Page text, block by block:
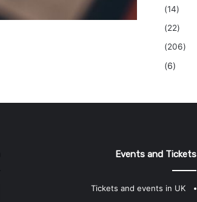
(14)
(22)
(206)
(6)
Events and Tickets
Tickets and events in UK